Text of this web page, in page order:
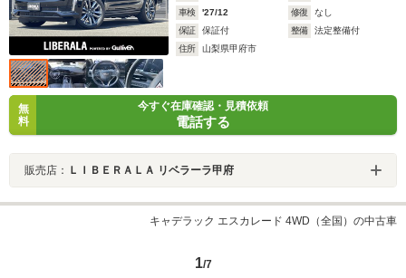
車検 '27/12 修復
なし
保証
保証付 整備
法定整備付
住所
山梨県甲府市
無
料
今すぐ在庫確認・見積依頼
電話する
販売店： ＬＩＢＥＲＡＬＡ リベラーラ甲府
キャデラック エスカレード 4WD（全国）の中古車
1/7